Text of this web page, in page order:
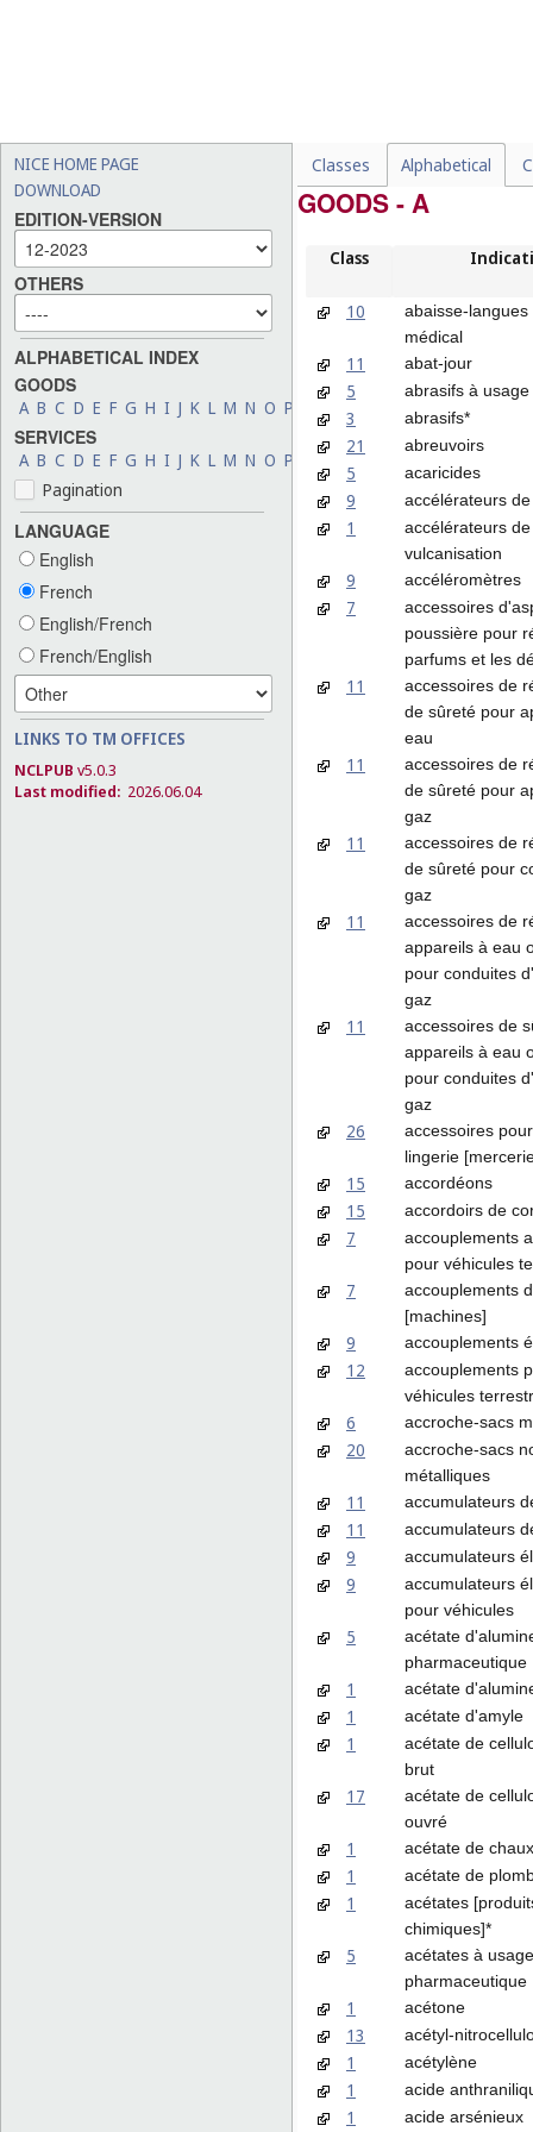
NICE HOME PAGE
DOWNLOAD
EDITION-VERSION
OTHERS
ALPHABETICAL INDEX
GOODS
A B C D E F G H I J K L M N O P S W X Y
SERVICES
A B C D E F G H I J K L M N O P R S T
Pagination
LANGUAGE
English
French
English/French
French/English
LINKS TO TM OFFICES
NCLPUB v5.0.3
Last modified: 2026.06.04
Classes Alphabetical
GOODS - A
Class
10
abaisse-langues
médical
11 abat-jour
5 abrasifs à
3 abrasifs*
21 abreuvoirs
5 acaricides
9 accélérateurs
1
accélérateurs de
vulcanisation
9 accéléromètres
7
accessoires
poussière pour
parfums et les
11
accessoires de
de sûreté pour
eau
11
accessoires de
de sûreté pour
gaz
11
accessoires de
de sûreté pour
gaz
11
accessoires de
appareils à eau
pour conduites
gaz
11
accessoires de
appareils à eau
pour conduites
gaz
26
accessoires
lingerie
15 accordéons
15 accordoirs de
7
accouplements
pour véhicules
7
accouplements
[machines]
9 accouplements
12
accouplements
véhicules
6 accroche-sacs
20
accroche-sacs
métalliques
11 accumulateurs
11 accumulateurs
9 accumulateurs
9
accumulateurs
pour véhicules
5
acétate
pharmaceutique
1 acétate
1 acétate d'amyle
1
acétate de
brut
17
acétate de
ouvré
1 acétate de chaux
1 acétate de
1
acétates
chimiques]*
5
acétates à usage
pharmaceutique
1 acétone
13 acétyl-
1 acétylène
1 acide
1 acide arsénieux